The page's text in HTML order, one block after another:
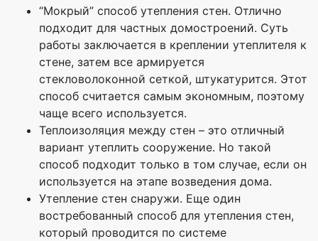
“Мокрый” способ утепления стен. Отлично
подходит для частных домостроений. Суть
работы заключается в креплении утеплителя к
стене, затем все армируется
стекловолоконной сеткой, штукатурится. Этот
способ считается самым экономным, поэтому
чаще всего используется.
Теплоизоляция между стен – это отличный
вариант утеплить сооружение. Но такой
способ подходит только в том случае, если он
используется на этапе возведения дома.
Утепление стен снаружи. Еще один
востребованный способ для утепления стен,
который проводится по системе